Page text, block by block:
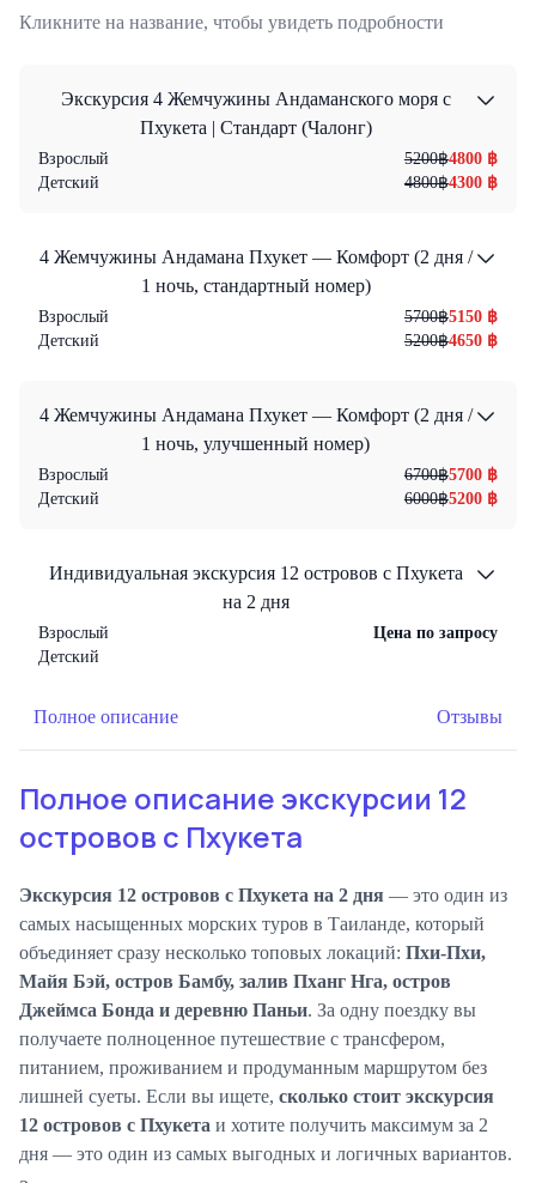
Кликните на название, чтобы увидеть подробности
Экскурсия 4 Жемчужины Андаманского моря с
Пхукета | Стандарт (Чалонг)
Взрослый 5200฿4800 ฿
Детский
4800฿4300 ฿
4 Жемчужины Андамана Пхукет — Комфорт (2 дня /
1 ночь, стандартный номер)
Взрослый 5700฿5150 ฿
Детский
5200฿4650 ฿
4 Жемчужины Андамана Пхукет — Комфорт (2 дня /
1 ночь, улучшенный номер)
Взрослый 6700฿5700 ฿
Детский
6000฿5200 ฿
Индивидуальная экскурсия 12 островов с Пхукета
на 2 дня
Взрослый
Цена по запросу
Детский
Полное описание Отзывы
Полное описание экскурсии 12
островов с Пхукета
Экскурсия 12 островов с Пхукета на 2 дня — это один из
самых насыщенных морских туров в Таиланде, который
объединяет сразу несколько топовых локаций: Пхи-Пхи,
Майя Бэй, остров Бамбу, залив Пханг Нга, остров
Джеймса Бонда и деревню Паньи . За одну поездку вы
получаете полноценное путешествие с трансфером,
питанием, проживанием и продуманным маршрутом без
лишней суеты. Если вы ищете, сколько стоит экскурсия
12 островов с Пхукета и хотите получить максимум за 2
дня — это один из самых выгодных и логичных вариантов.